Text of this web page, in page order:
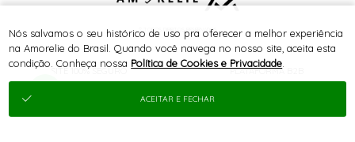
SITE 100% SEGURO PLATAFORMA B2B
® TODOS DIREITOS RESERVADOS
Nós salvamos o seu histórico de uso pra oferecer a melhor experiência
na Amorelie do Brasil. Quando você navega no nosso site, aceita esta
condição. Conheça nossa Política de Cookies e Privacidade
ACEITAR E FECHAR